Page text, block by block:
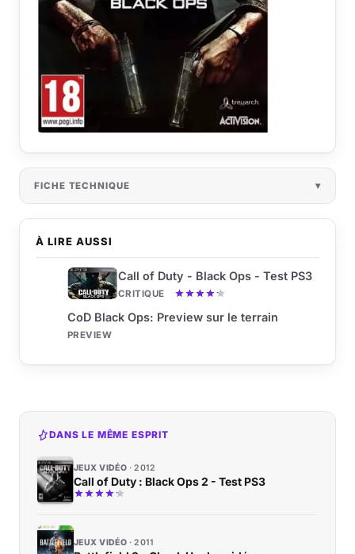
À LIRE AUSSI
Call of Duty - Black Ops - Test PS3
CRITIQUE
CoD Black Ops: Preview sur le terrain
PREVIEW
FICHE TECHNIQUE
DANS LE MÊME ESPRIT
JEUX VIDÉO 2012
Call of Duty : Black Ops 2 - Test PS3
JEUX VIDÉO 2011